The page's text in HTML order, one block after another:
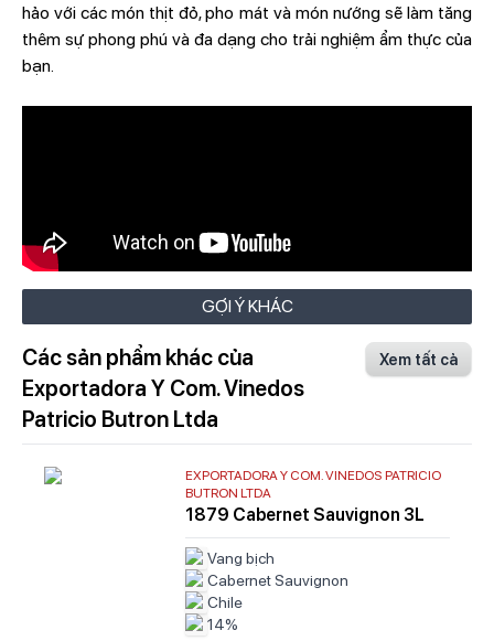
hảo với các món thịt đỏ, pho mát và món nướng sẽ làm tăng
thêm sự phong phú và đa dạng cho trải nghiệm ẩm thực của
bạn.
GỢI Ý KHÁC
Các sản phẩm khác của
Exportadora Y Com. Vinedos
Patricio Butron Ltda
Xem tất cả
EXPORTADORA Y COM. VINEDOS PATRICIO
BUTRON LTDA
1879 Cabernet Sauvignon 3L
Vang bịch
Cabernet Sauvignon
Chile
14%